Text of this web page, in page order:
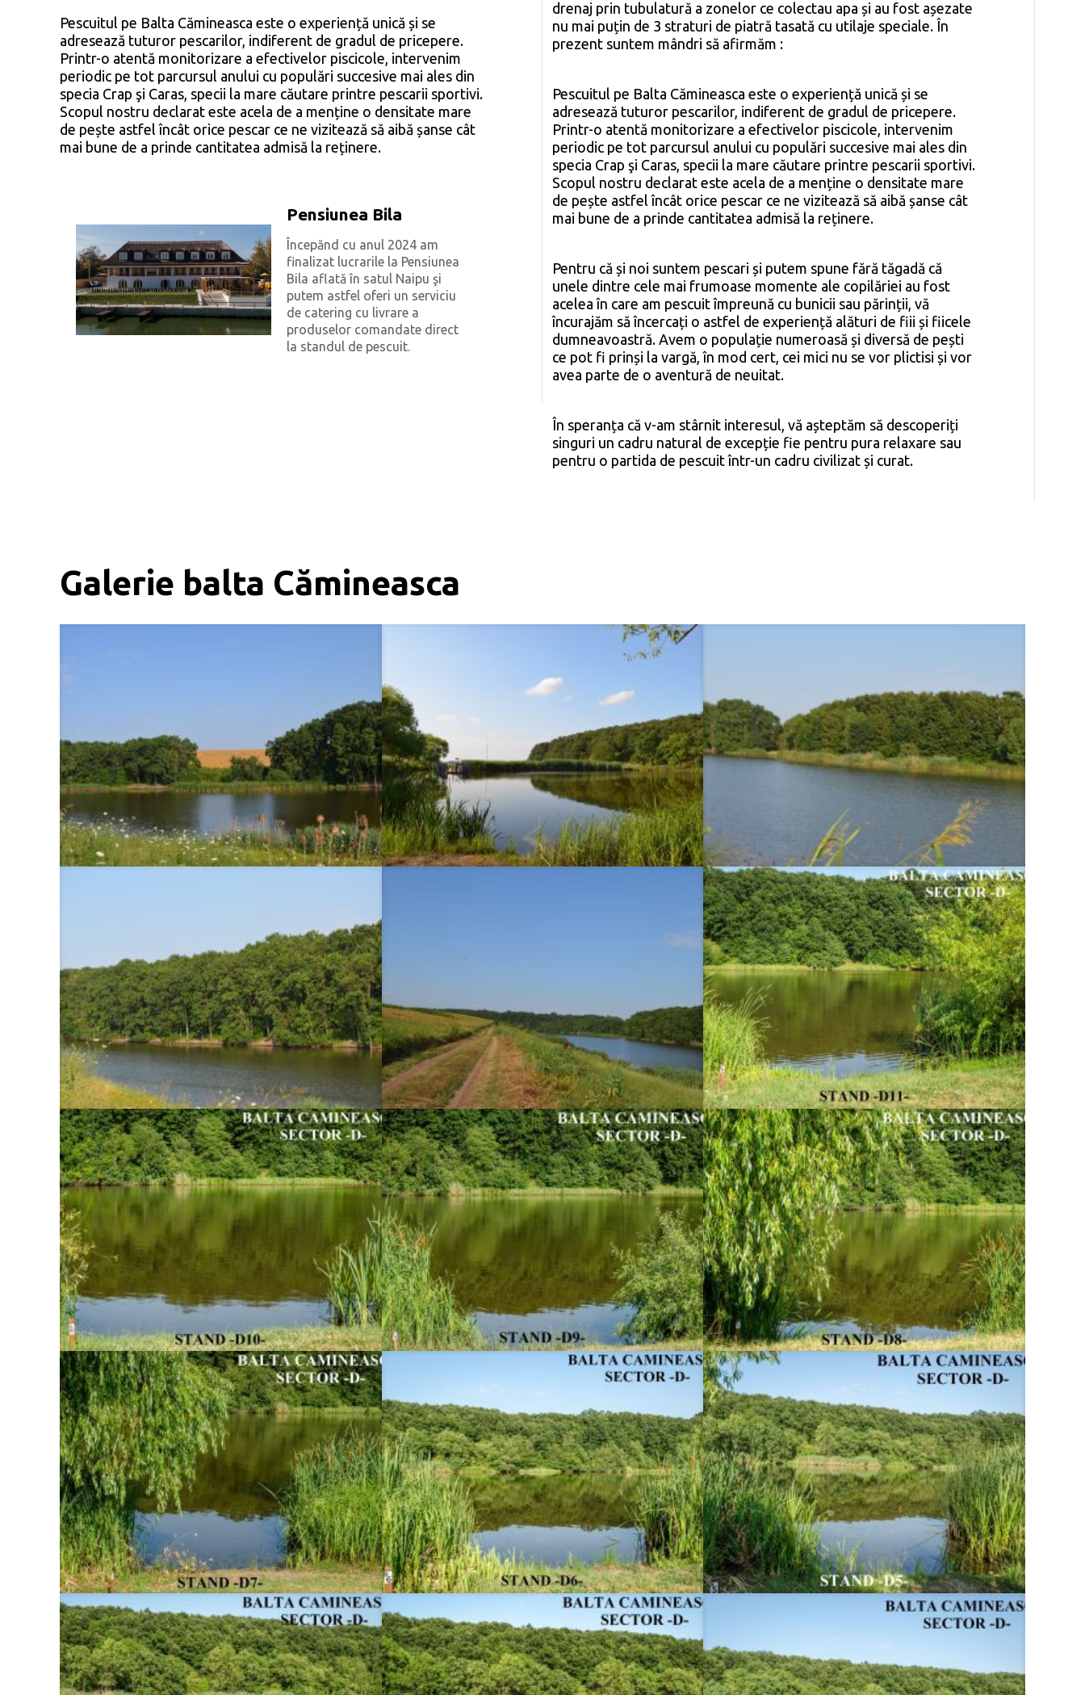
Pescuitul pe Balta Cămineasca este o experiență unică și se
adresează tuturor pescarilor, indiferent de gradul de pricepere.
Printr-o atentă monitorizare a efectivelor piscicole, intervenim
periodic pe tot parcursul anului cu populări succesive mai ales din
specia Crap şi Caras, specii la mare căutare printre pescarii sportivi.
Scopul nostru declarat este acela de a menține o densitate mare
de pește astfel încât orice pescar ce ne vizitează să aibă șanse cât
mai bune de a prinde cantitatea admisă la reținere.
Pensiunea Bila
Începănd cu anul 2024 am
finalizat lucrarile la Pensiunea
Bila aflată în satul Naipu şi
putem astfel oferi un serviciu
de catering cu livrare a
produselor comandate direct
la standul de pescuit.
drenaj prin tubulatură a zonelor ce colectau apa și au fost așezate
nu mai puțin de 3 straturi de piatră tasată cu utilaje speciale. În
prezent suntem mândri să afirmăm :
Pescuitul pe Balta Cămineasca este o experiență unică și se
adresează tuturor pescarilor, indiferent de gradul de pricepere.
Printr-o atentă monitorizare a efectivelor piscicole, intervenim
periodic pe tot parcursul anului cu populări succesive mai ales din
specia Crap şi Caras, specii la mare căutare printre pescarii sportivi.
Scopul nostru declarat este acela de a menține o densitate mare
de pește astfel încât orice pescar ce ne vizitează să aibă șanse cât
mai bune de a prinde cantitatea admisă la reținere.
Pentru că și noi suntem pescari și putem spune fără tăgadă că
unele dintre cele mai frumoase momente ale copilăriei au fost
acelea în care am pescuit împreună cu bunicii sau părinții, vă
încurajăm să încercați o astfel de experiență alături de fiii și fiicele
dumneavoastră. Avem o populație numeroasă și diversă de pești
ce pot fi prinși la vargă, în mod cert, cei mici nu se vor plictisi și vor
avea parte de o aventură de neuitat.
În speranța că v-am stârnit interesul, vă așteptăm să descoperiți
singuri un cadru natural de excepție fie pentru pura relaxare sau
pentru o partida de pescuit într-un cadru civilizat și curat.
Galerie balta Cămineasca